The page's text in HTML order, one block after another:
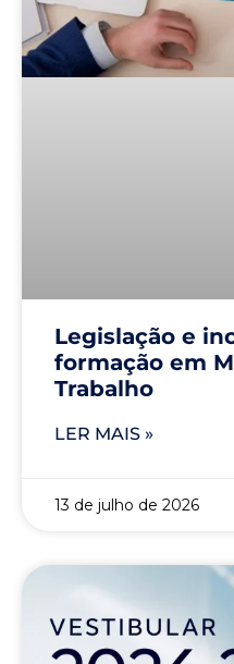
Legislação e
formação em
Trabalho
LER MAIS »
13 de julho de 2026